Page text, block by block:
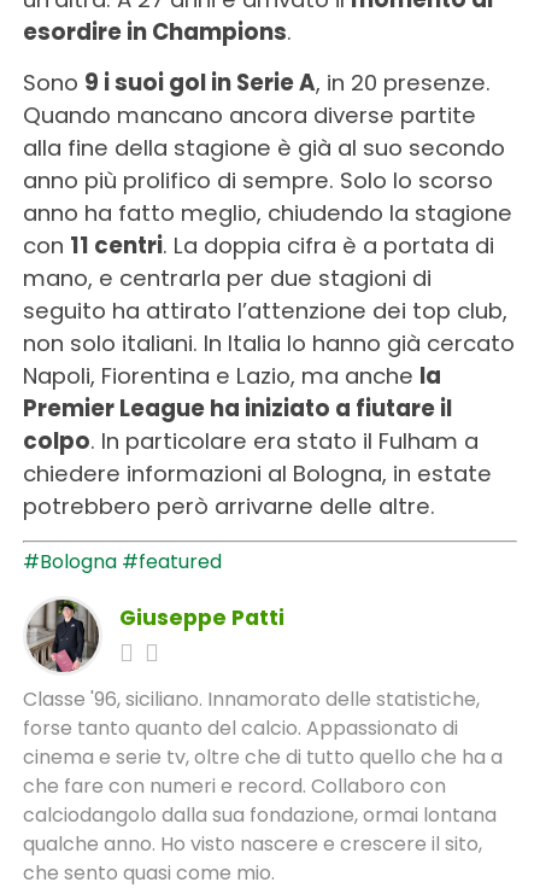
esordire in Champions.
Sono 9 i suoi gol in Serie A, in 20 presenze.
Quando mancano ancora diverse partite
alla fine della stagione è già al suo secondo
anno più prolifico di sempre. Solo lo scorso
anno ha fatto meglio, chiudendo la stagione
con 11 centri. La doppia cifra è a portata di
mano, e centrarla per due stagioni di
seguito ha attirato l’attenzione dei top club,
non solo italiani. In Italia lo hanno già cercato
Napoli, Fiorentina e Lazio, ma anche la
Premier League ha iniziato a fiutare il
colpo. In particolare era stato il Fulham a
chiedere informazioni al Bologna, in estate
potrebbero però arrivarne delle altre.
#Bologna #featured
Giuseppe Patti
Classe '96, siciliano. Innamorato delle statistiche,
forse tanto quanto del calcio. Appassionato di
cinema e serie tv, oltre che di tutto quello che ha a
che fare con numeri e record. Collaboro con
calciodangolo dalla sua fondazione, ormai lontana
qualche anno. Ho visto nascere e crescere il sito,
che sento quasi come mio.